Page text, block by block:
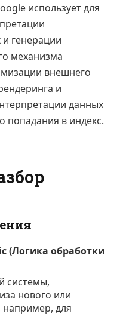
использует для
генерации
механизма
внешнего
и
данных
попадания в индекс.
(Логика обработки
системы,
нового или
например, для